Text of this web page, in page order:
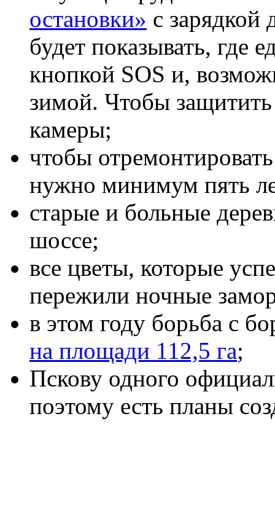
остановки» с зарядкой
будет показывать, где
кнопкой SOS и,
зимой. Чтобы защитить
камеры;
чтобы
нужно минимум пять
старые и больные
шоссе;
все цветы, которые
пережили ночные
в этом году борьба с
на площади 112,5 га;
Пскову одного
поэтому есть планы